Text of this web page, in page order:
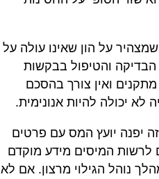
על הון שאינו עולה על
הבדיקה והטיפול בבקשות
ואין צורך בהסכם
יכולה להיות אנונימית.
יפנה יועץ המס עם פרטים
המיסים מידע מוקדם
נוהל הגילוי מרצון. אם לא